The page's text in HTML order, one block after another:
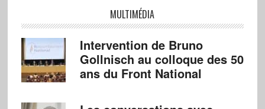
MULTIMÉDIA
Intervention de Bruno
Gollnisch au colloque des 50
ans du Front National